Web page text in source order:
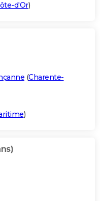
d'Or)
(Charente-
)